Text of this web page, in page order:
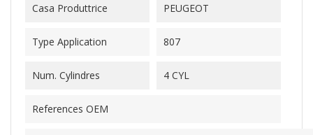
Casa Produttrice PEUGEOT
Type Application 807
Num. Cylindres 4 CYL
References OEM